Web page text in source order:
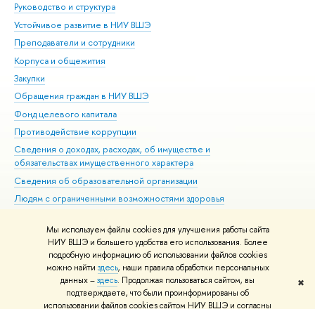
Мы используем файлы cookies для улучшения работы сайта
НИУ ВШЭ и большего удобства его использования. Более
подробную информацию об использовании файлов cookies
можно найти здесь, наши правила обработки персональных
данных –здесь. Продолжая пользоваться сайтом, вы
подтверждаете, что были проинформированы об
использовании файлов cookies сайтом НИУ ВШЭ и согласны
✖
Руководство и структура
Устойчивое развитие в НИУ ВШЭ
Преподаватели и сотрудники
Корпуса и общежития
Закупки
Обращения граждан в НИУ ВШЭ
Фонд целевого капитала
Противодействие коррупции
Сведения о доходах, расходах, об имуществе и
обязательствах имущественного характера
Сведения об образовательной организации
Людям с ограниченными возможностями здоровья
Работа в Вышке
© НИУ ВШЭ 1993–2026 Адреса и контакты Условия использования